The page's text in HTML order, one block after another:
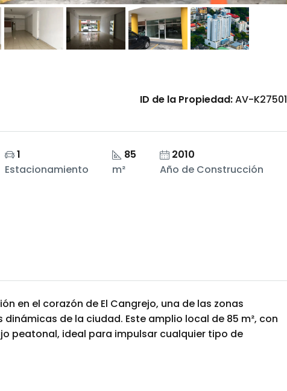
ID de la Propiedad:AV-K27501
1
Estacionamiento
85
m²
2010
Año de Construcción
en el corazón de El Cangrejo, una de las zonas
de la ciudad. Este amplio local de 85 m², con
peatonal, ideal para impulsar cualquier tipo de